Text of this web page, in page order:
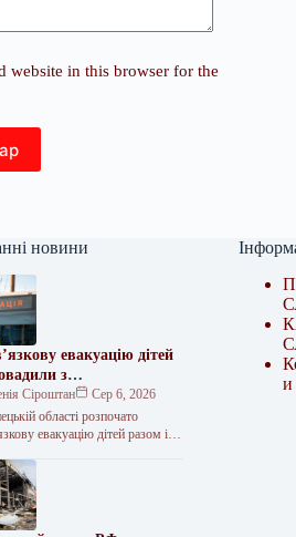
website in this browser for the
новини
евакуацію дітей
з
зон
та двох сусідніх
Сіроштан
Сер 6, 2026
області розпочато
евакуацію дітей разом із
та Біленьке, а також
вразливих…
и